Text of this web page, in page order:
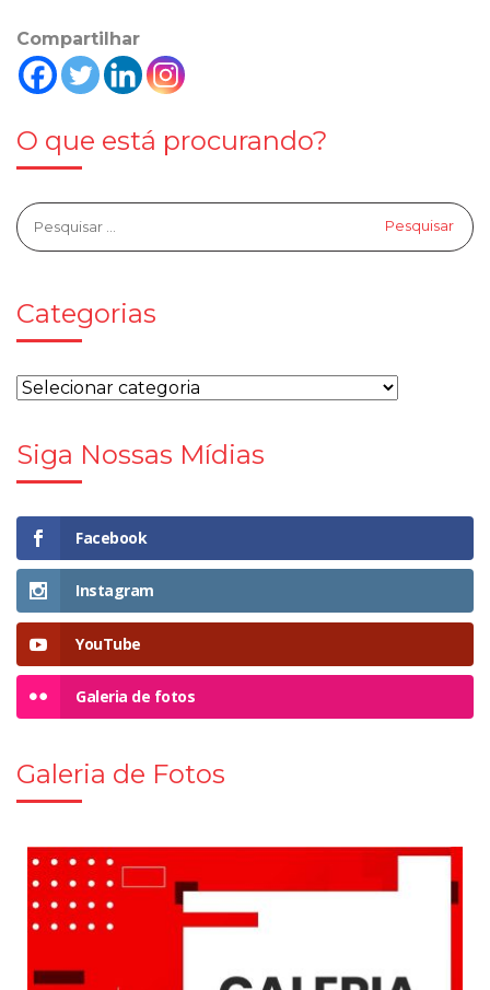
Compartilhar
O que está procurando?
Categorias
Siga Nossas Mídias
Facebook
Instagram
YouTube
Galeria de fotos
Galeria de Fotos